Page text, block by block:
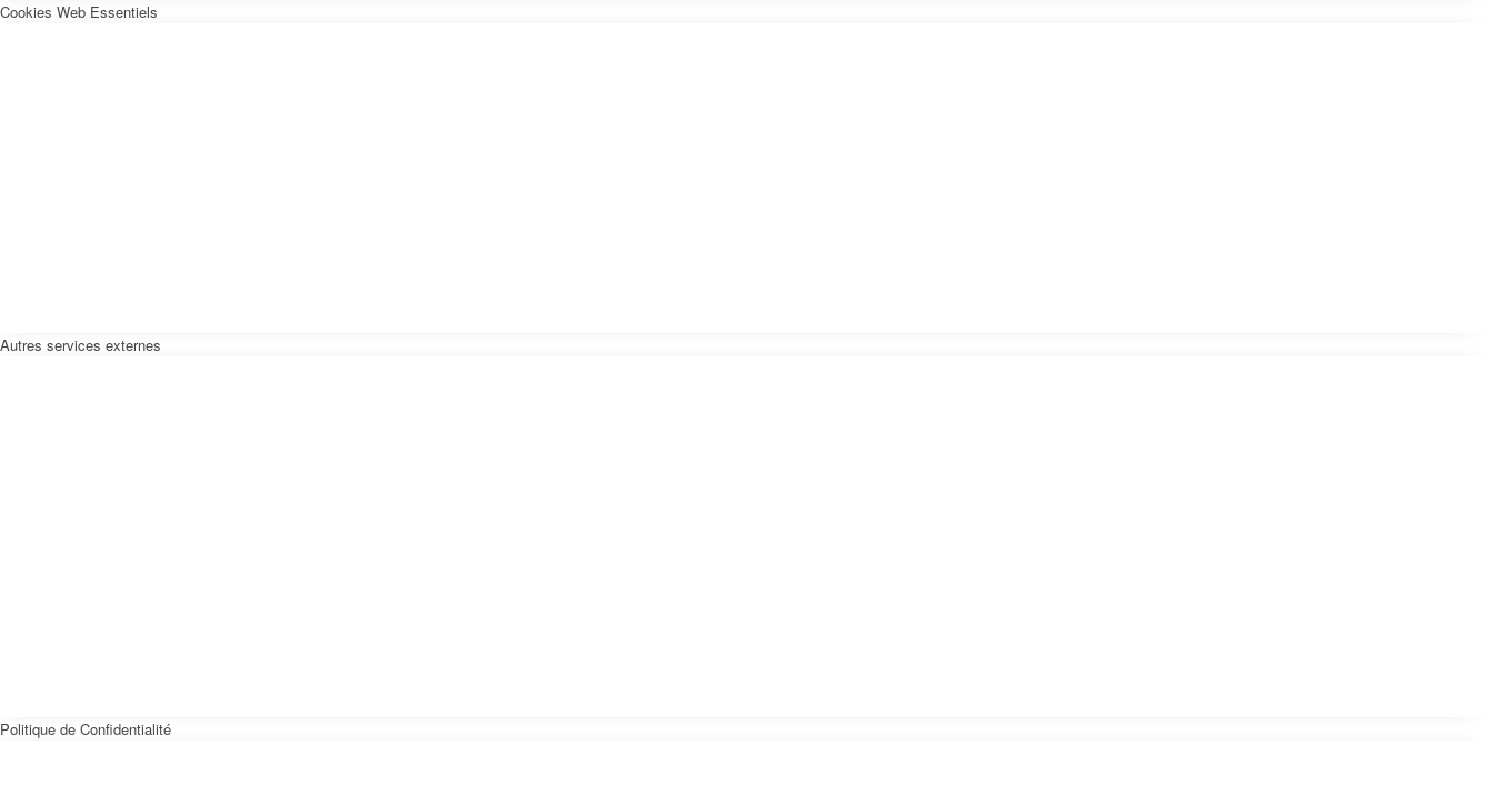
Cookies Web Essentiels
Autres services externes
Politique de Confidentialité